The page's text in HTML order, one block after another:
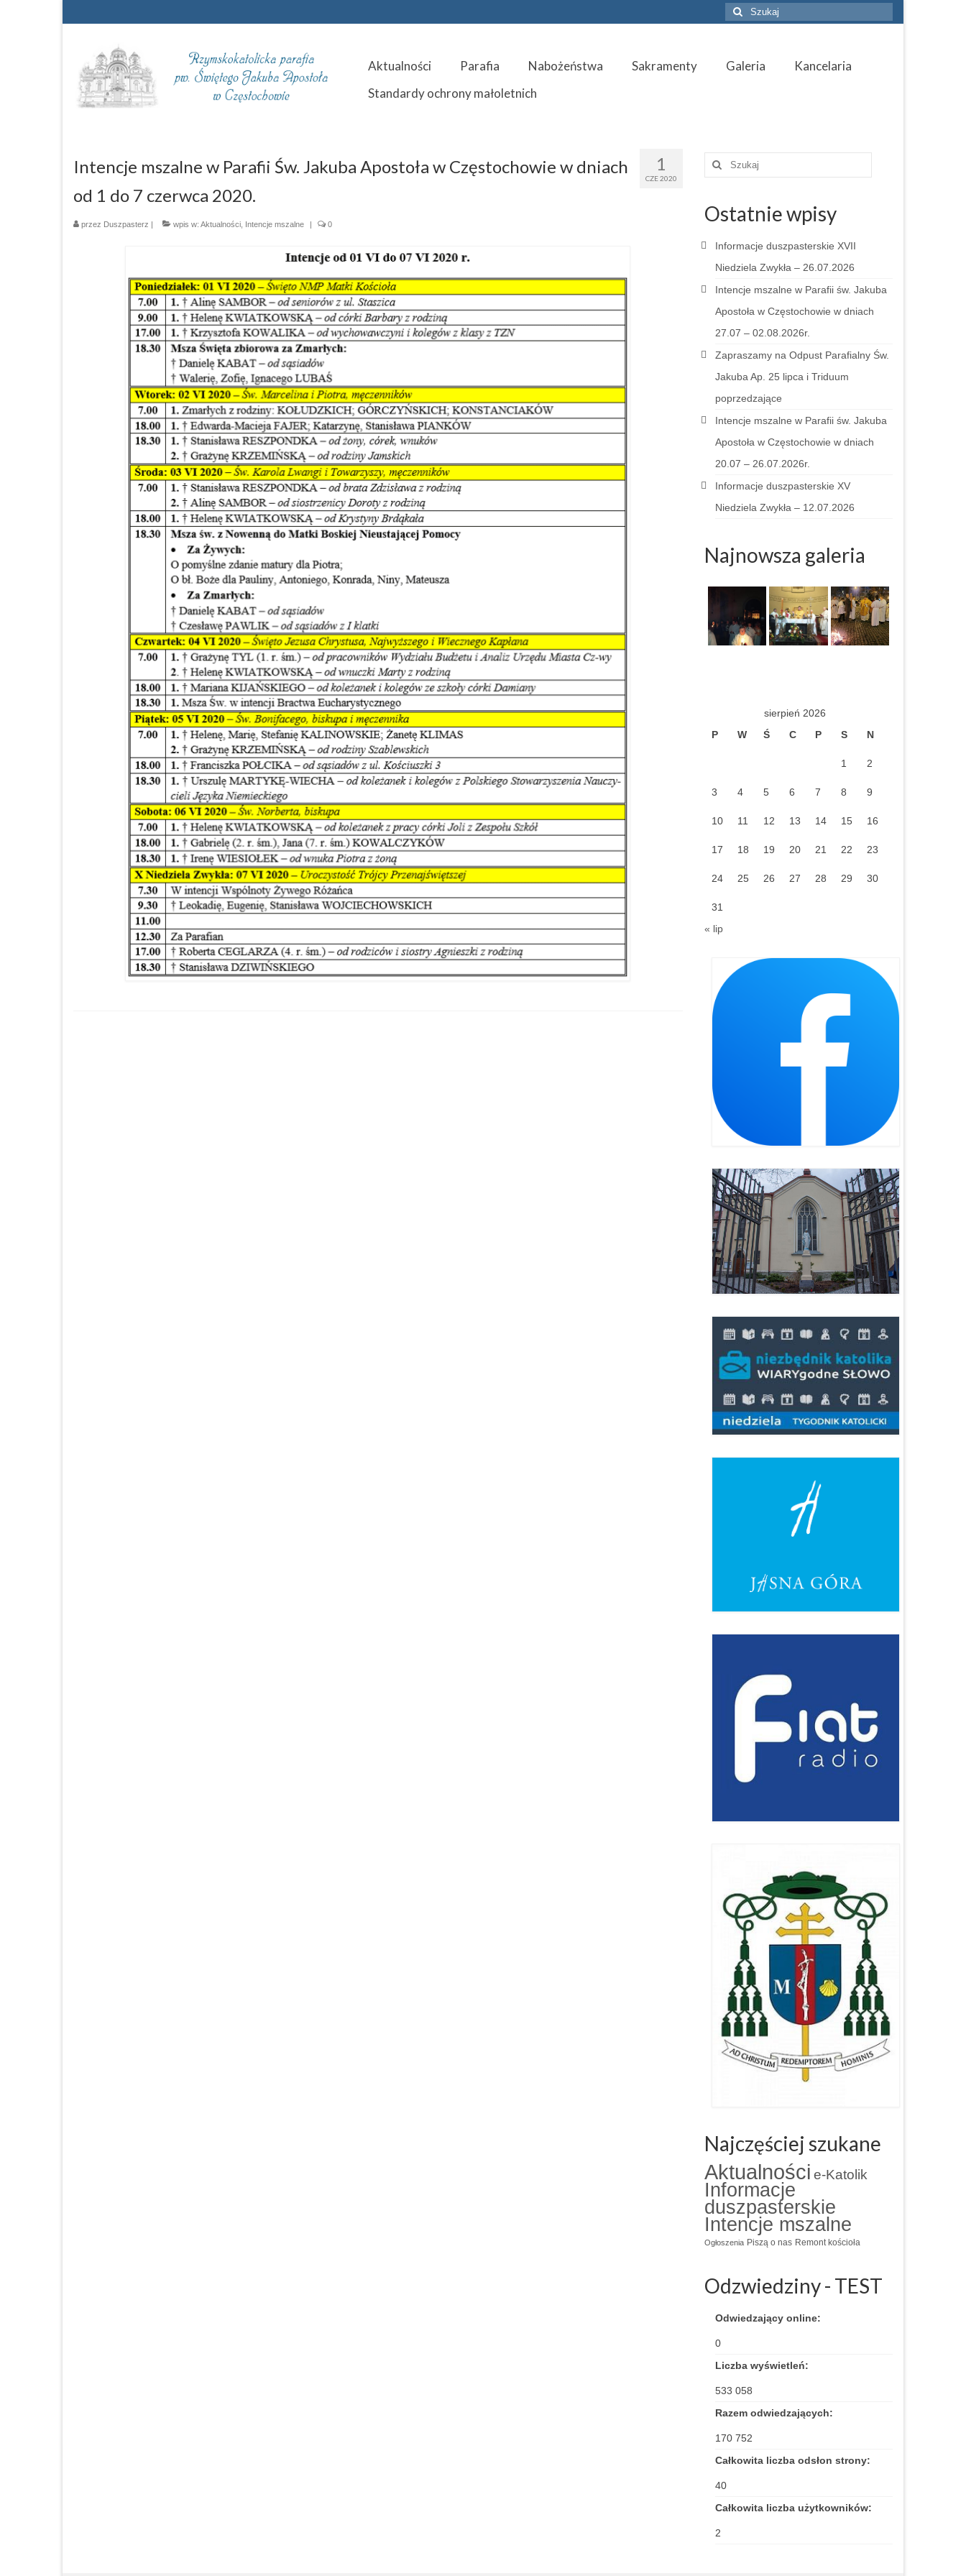
Szuklaj
w:
Aktualności Parafia Nabożeństwa Sakramenty Galeria
Kancelaria
Standardy ochrony małoletnich
1
CZE 2020
Intencje mszalne w Parafii Św. Jakuba Apostoła w Częstochowie w dniach
od 1 do 7 czerwca 2020.
przez Duszpasterz wpis w: Aktualności Intencje mszalne 0
Szuklaj
Ostatnie wpisy
Informacje duszpasterskie XVII
Niedziela Zwykła – 26.07.2026
Intencje mszalne w Parafii św. Jakuba
Apostoła w Częstochowie w dniach
27.07 – 02.08.2026r.
Zapraszamy na Odpust Parafialny Św.
Jakuba Ap. 25 lipca i Triduum
poprzedzające
Intencje mszalne w Parafii św. Jakuba
Apostoła w Częstochowie w dniach
20.07 – 26.07.2026r.
Informacje duszpasterskie XV
Niedziela Zwykła – 12.07.2026
Najnowsza galeria
sierpień 2026
P
W Ś C P S N
1 2
3 4 5 6 7 8 9
10 11 12 13 14 15 16
17 18 19 20 21 22 23
24 25 26 27 28 29 30
31
« lip
Najczęściej szukane
Aktualności e-Katolik
Informacje
duszpasterskie
Intencje mszalne
Ogłoszenia Piszą o nas Remont kościoła
Odzwiedziny - TEST
Odwiedzający online:
0
Liczba wyświetleń:
533 058
Razem odwiedzających:
170 752
Całkowita liczba odsłon strony:
40
Całkowita liczba użytkowników:
2